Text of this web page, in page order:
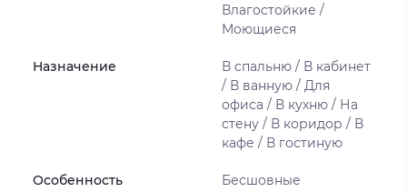
Влагостойкие /
Моющиеся
Назначение
В спальню / В кабинет
/ В ванную / Для
офиса / В кухню / На
стену / В коридор / В
кафе / В гостиную
Особенность Бесшовные